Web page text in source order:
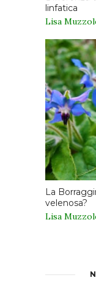
linfatica
Lisa
La
velenosa?
Lisa